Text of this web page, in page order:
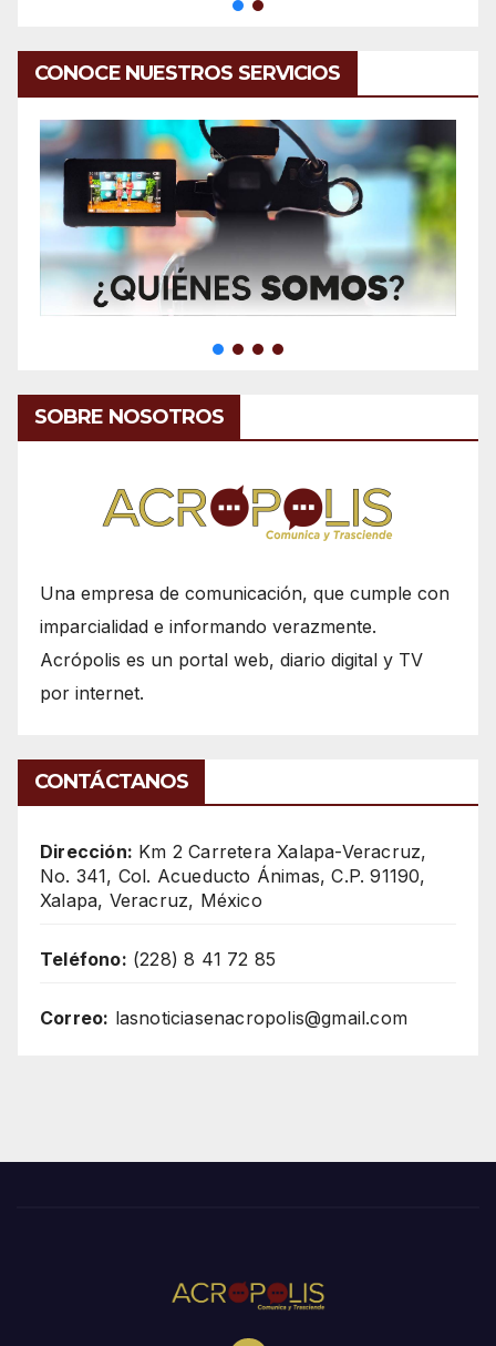
CONOCE NUESTROS SERVICIOS
SOBRE NOSOTROS
Una empresa de comunicación, que cumple con
imparcialidad e informando verazmente.
Acrópolis es un portal web, diario digital y TV
por internet.
CONTÁCTANOS
Dirección: Km 2 Carretera Xalapa-Veracruz,
No. 341, Col. Acueducto Ánimas, C.P. 91190,
Xalapa, Veracruz, México
Teléfono: (228) 8 41 72 85
Correo: lasnoticiasenacropolis@gmail.com